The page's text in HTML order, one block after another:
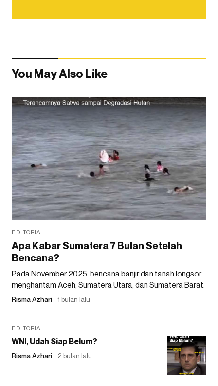
You May Also Like
EDITORIAL
Apa Kabar Sumatera 7 Bulan Setelah
Bencana?
Pada November 2025, bencana banjir dan tanah longsor
menghantam Aceh, Sumatera Utara, dan Sumatera Barat.
Risma Azhari 1 bulan lalu
EDITORIAL
WNI, Udah Siap Belum?
Risma Azhari 2 bulan lalu